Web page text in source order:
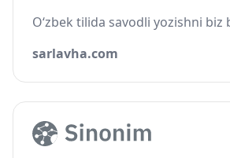
O‘zbek tilida savodli yozishni biz
sarlavha.com